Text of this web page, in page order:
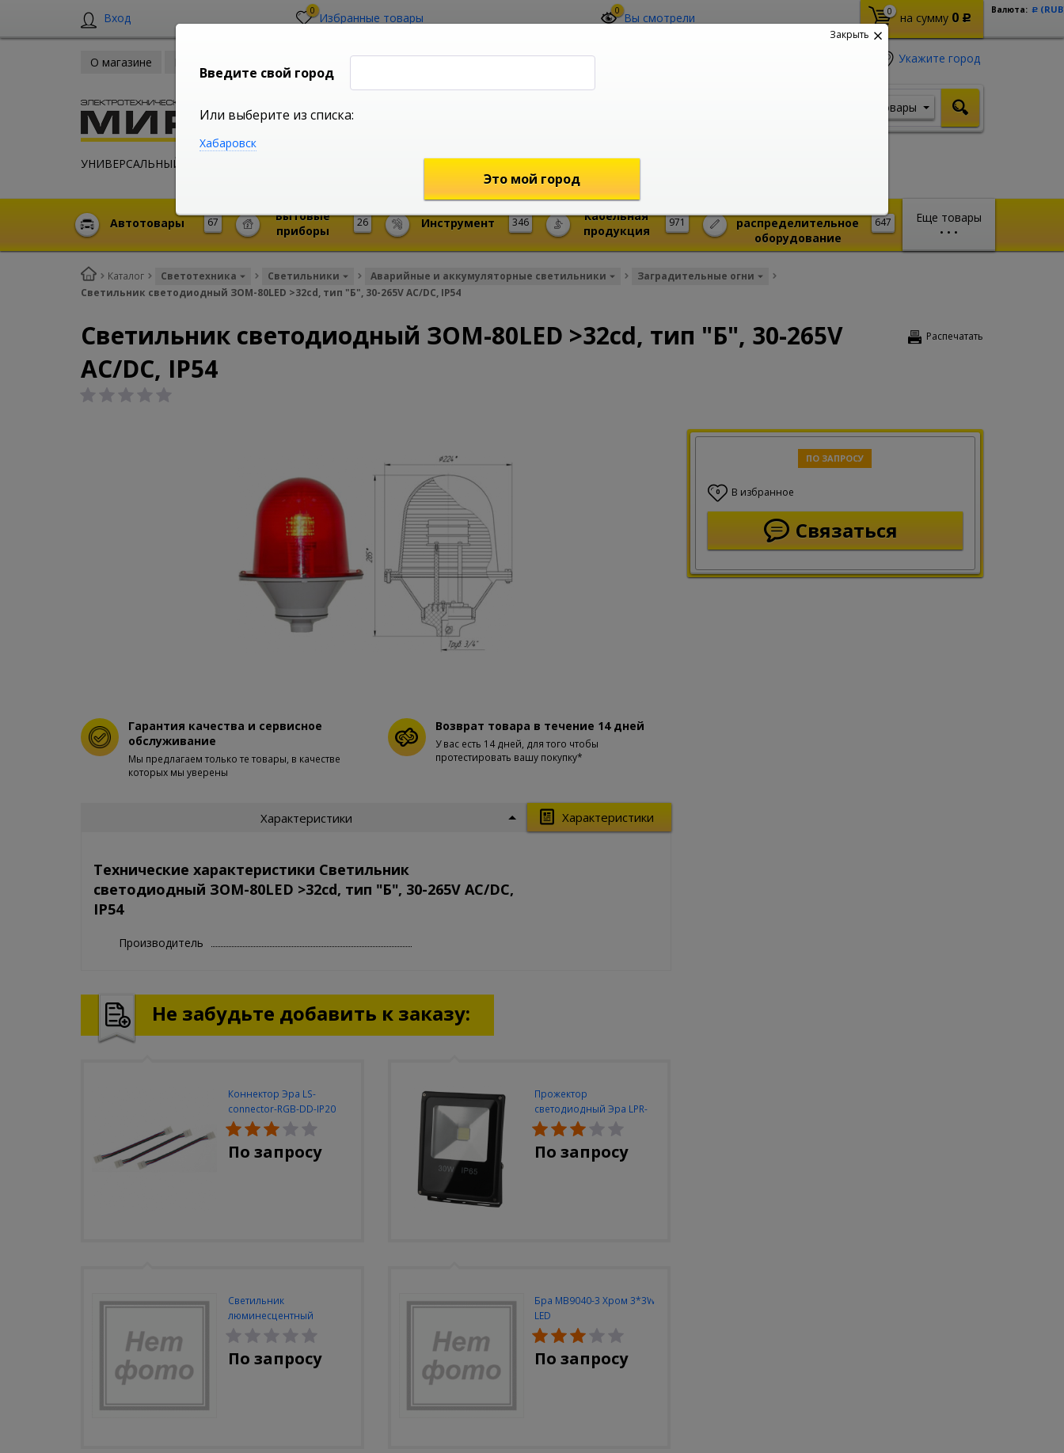
Вход 0 Избранные товары 0 Вы смотрели 0 на сумму 0 Р
Валюта: Р
О магазине
УНИВЕРСАЛЬНЫЙ ИНТЕРНЕТ МАГАЗИН
Укажите город
shop@mireks.ru
Товары
Еще товары
• • •
67
Автотовары 26
Бытовые
приборы
346
Инструмент 971
Кабельная
продукция
647
распределительное
оборудование
Каталог Светотехника Светильники Аварийные и аккумуляторные светильники
Заградительные огни
Светильник светодиодный ЗОМ-80LED >32cd, тип "Б", 30-265V AC/DC, IP54
Распечатать
Светильник светодиодный ЗОМ-80LED >32cd, тип "Б", 30-265V
AC/DC, IP54
ПО ЗАПРОСУ
0 В избранное
Связаться
Гарантия качества и сервисное
обслуживание
Мы предлагаем только те товары, в качестве
которых мы уверены
Возврат товара в течение 14 дней
У вас есть 14 дней, для того чтобы
протестировать вашу покупку*
Характеристики
Характеристики
Технические характеристики Светильник
светодиодный ЗОМ-80LED >32cd, тип "Б", 30-265V AC/DC,
IP54
Производитель
Не забудьте добавить к заказу:
Коннектор Эра LS-
connector-RGB-DD-IP20
(3шт/уп)
По запросу
Прожектор
светодиодный Эра LPR-
30W-6500K-M
По запросу
Светильник
люминесцентный
Navigator NEL-A2-E130-T4-
840/WH
По запросу
Бра MB9040-3 Хром 3*3W
LED
По запросу
Закрыть
Введите свой город
Или выберите из списка:
Хабаровск
Это мой город